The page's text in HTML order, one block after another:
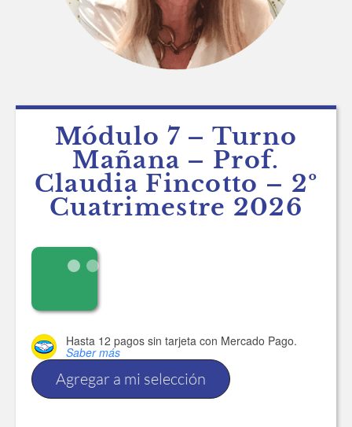
Módulo 7 – Turno
Mañana – Prof.
Claudia Fincotto – 2º
Cuatrimestre 2026
Hasta 12 pagos sin tarjeta con Mercado Pago.
Saber más
Agregar a mi selección